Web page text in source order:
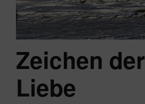
Zeichen der
Liebe